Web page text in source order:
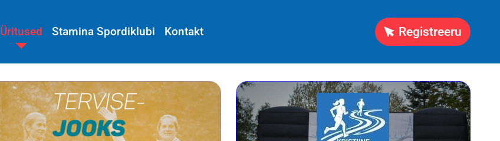
Üritused Stamina Spordiklubi Kontakt Registreeru